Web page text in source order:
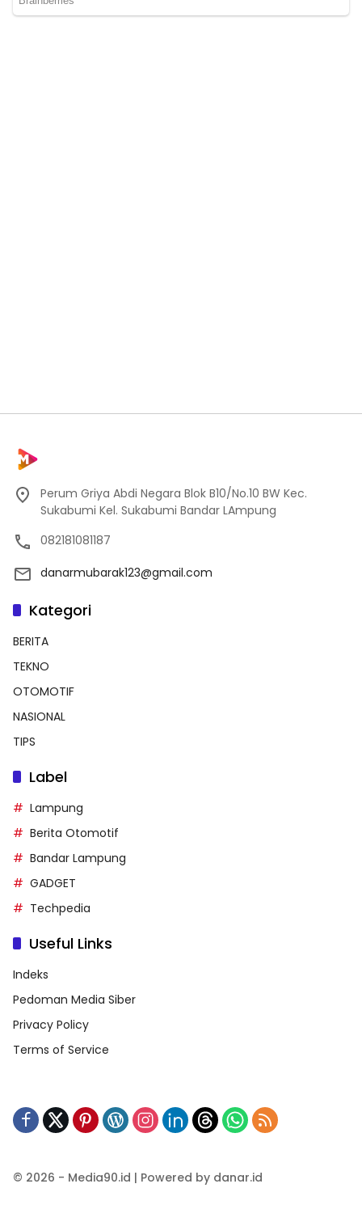
Perum Griya Abdi Negara Blok B10/No.10 BW Kec.
Sukabumi Kel. Sukabumi Bandar LAmpung
082181081187
danarmubarak123@gmail.com
Kategori
BERITA
TEKNO
OTOMOTIF
NASIONAL
TIPS
Label
Lampung
Berita Otomotif
Bandar Lampung
GADGET
Techpedia
Useful Links
Indeks
Pedoman Media Siber
Privacy Policy
Terms of Service
© 2026 - Media90.id | Powered by danar.id